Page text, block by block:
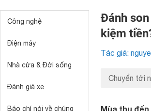
Công nghệ
Điện máy
Nhà cửa & Đời sống
Đánh giá xe
Báo chí nói về chúng
Đánh
kiệm
Tác giả:
Chuyển tới
Mùa thu